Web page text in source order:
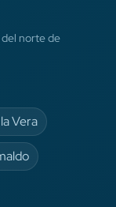
del norte de
Vera